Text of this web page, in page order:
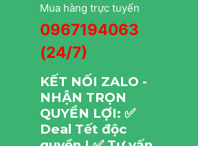
Mua hàng trực tuyến
0967194063
(24/7)
KẾT NỐI ZALO -
NHẬN TRỌN
QUYỀN LỢI: ✅
Deal Tết độc